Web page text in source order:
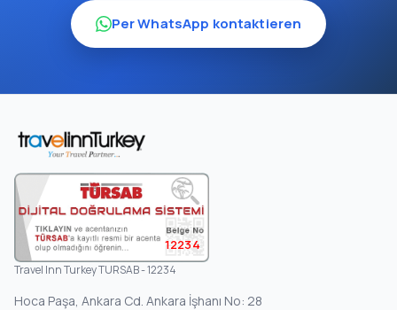
Per WhatsApp kontaktieren
12234
Travel Inn Turkey TURSAB - 12234
Hoca Paşa, Ankara Cd. Ankara İşhanı No: 28